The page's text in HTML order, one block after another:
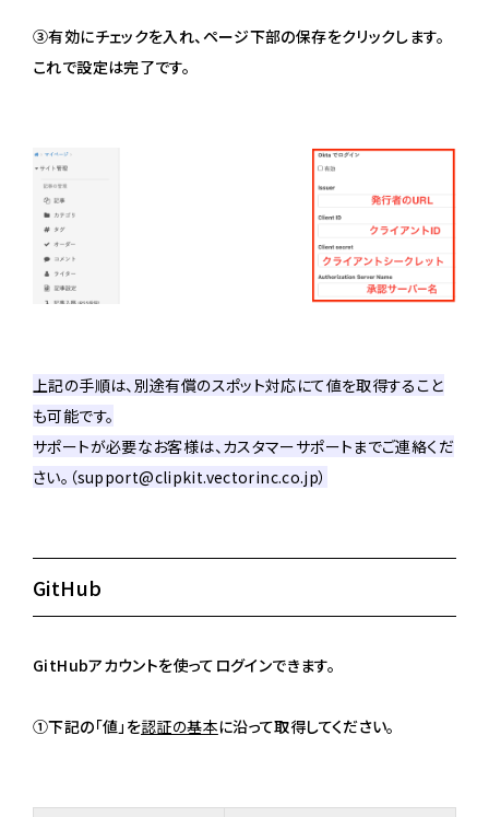
③有効にチェックを入れ、ページ下部の保存をクリックします。
これで設定は完了です。
上記の手順は、別途有償のスポット対応にて値を取得すること
も可能です。
サポートが必要なお客様は、カスタマーサポートまでご連絡くだ
さい。（support@clipkit.vectorinc.co.jp）
GitHub
GitHubアカウントを使ってログインできます。
①下記の「値」を認証の基本に沿って取得してください。